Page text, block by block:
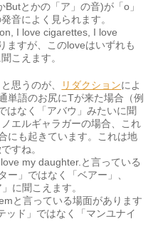
とかの「ア」の音)が「o」
音によく見られます。
I love cigarettes, I love
すが、このloveはいずれも
こえます。
思うのが、 リダクションによ
単語のお尻にTが来た場合（例
はなく「アバウ」みたいに聞
エルギャラガーの場合、これ
にも起きています。これは地
すね。
my daughter.と言っている
ー」ではなく「ベアー」、
に聞こえます。
と言っている場面があります
ッド」ではなく「マンユナイ